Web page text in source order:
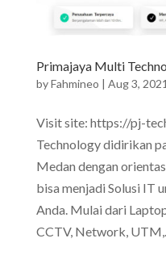
Primajaya Multi
byFahmineo | Aug 3, 2021
Visit site: https://pj-
Technology didirikan
Medan dengan
bisa menjadi Solusi IT
Anda. Mulai dari
CCTV, Network,